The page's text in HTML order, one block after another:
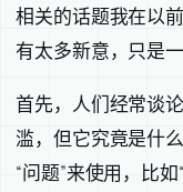
相关的话题我在以
有太多新意，只是
首先，人们经常谈
滥，但它究竟是什
“问题”来使用，比